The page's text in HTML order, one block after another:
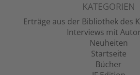
KATEGORIEN
Erträge aus der Bibliothek des
Interviews mit
Neuheiten
Startseite
Bücher